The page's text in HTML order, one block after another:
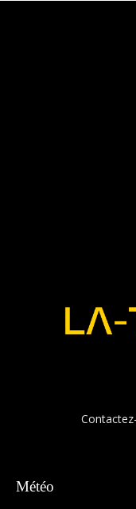
Météo